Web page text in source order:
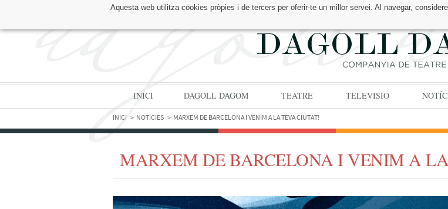
Aquesta web utilitza cookies pròpies i de tercers per oferir-te un millor servei. Al navegar,
TROBA'NS A:
INICI DAGOLL DAGOM TEATRE TELEVISIÓ
INICI NOTÍCIES MARXEM DE BARCELONA I VENIM A LA TEVA CIUTAT!
MARXEM DE BARCELONA I VENIM A